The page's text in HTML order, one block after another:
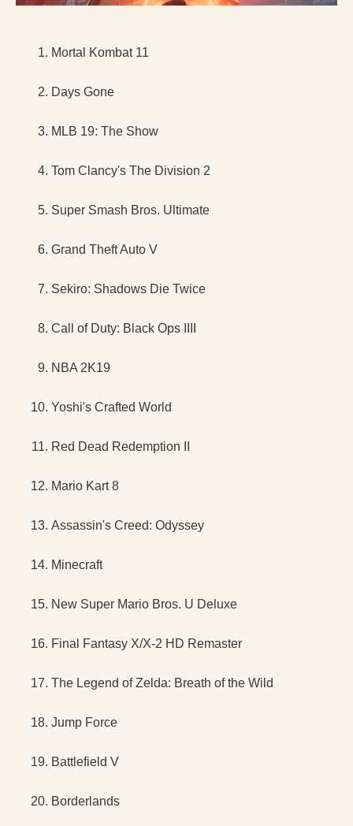
Mortal Kombat 11
Days Gone
MLB 19: The Show
Tom Clancy's The Division 2
Super Smash Bros. Ultimate
Grand Theft Auto V
Sekiro: Shadows Die Twice
Call of Duty: Black Ops IIII
NBA 2K19
Yoshi's Crafted World
Red Dead Redemption II
Mario Kart 8
Assassin's Creed: Odyssey
Minecraft
New Super Mario Bros. U Deluxe
Final Fantasy X/X-2 HD Remaster
The Legend of Zelda: Breath of the Wild
Jump Force
Battlefield V
Borderlands